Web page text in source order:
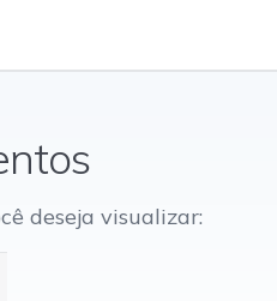
deseja visualizar: